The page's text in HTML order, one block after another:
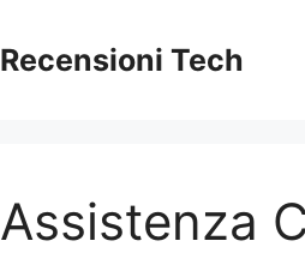
Recensioni Tech
Assistenza